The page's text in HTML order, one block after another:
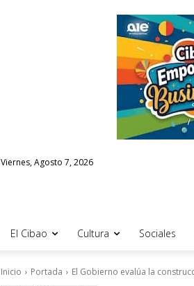
Viernes, Agosto 7, 2026
El Cibao Cultura Sociales
Inicio Portada El Gobierno evalúa la